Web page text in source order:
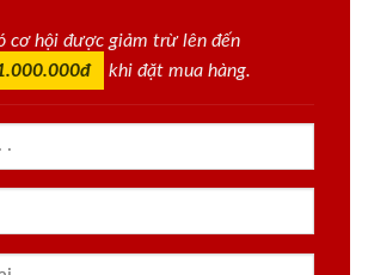
cơ hội được giảm trừ lên đến
khi đặt mua hàng.